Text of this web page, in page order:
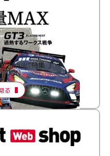
“再点火”特集 ］
る